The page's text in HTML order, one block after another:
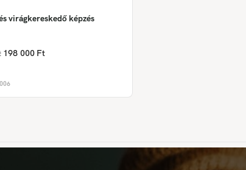
virágkereskedő képzés
198 000 Ft